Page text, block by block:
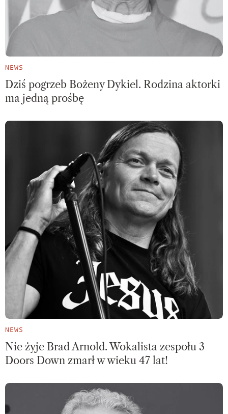
NEWS
Dziś pogrzeb Bożeny Dykiel. Rodzina aktorki
ma jedną prośbę
NEWS
Nie żyje Brad Arnold. Wokalista zespołu 3
Doors Down zmarł w wieku 47 lat!